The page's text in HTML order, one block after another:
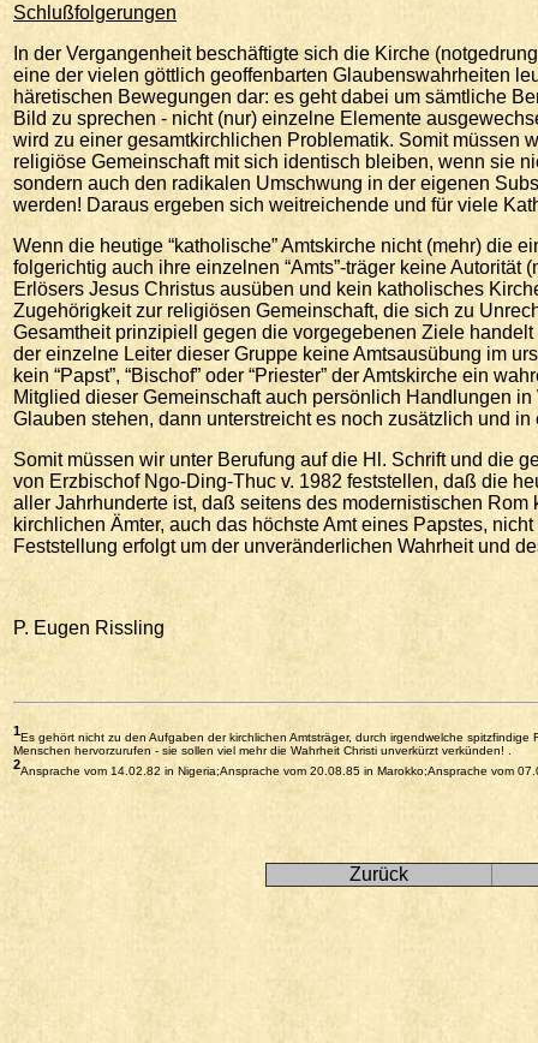
Schlußfolgerungen
In der Vergangenheit beschäftigte sich die Kirche
eine der vielen göttlich geoffenbarten Glaubenswahrheiten
häretischen Bewegungen dar: es geht dabei um sämtliche
Bild zu sprechen - nicht (nur) einzelne Elemente
wird zu einer gesamtkirchlichen Problematik. Somit müssen
religiöse Gemeinschaft mit sich identisch bleiben, wenn sie
sondern auch den radikalen Umschwung in der eigenen
werden! Daraus ergeben sich weitreichende und für viele
Wenn die heutige “katholische” Amtskirche nicht (mehr) die
folgerichtig auch ihre einzelnen “Amts”-träger keine
Erlösers Jesus Christus ausüben und kein katholisches
Zugehörigkeit zur religiösen Gemeinschaft, die sich zu
Gesamtheit prinzipiell gegen die vorgegebenen Ziele
der einzelne Leiter dieser Gruppe keine Amtsausübung im
kein “Papst”, “Bischof” oder “Priester” der Amtskirche ein
Mitglied dieser Gemeinschaft auch persönlich Handlungen
Glauben stehen, dann unterstreicht es noch zusätzlich und
Somit müssen wir unter Berufung auf die Hl. Schrift und die
von Erzbischof Ngo-Ding-Thuc v. 1982 feststellen, daß die
aller Jahrhunderte ist, daß seitens des modernistischen
kirchlichen Ämter, auch das höchste Amt eines Papstes,
Feststellung erfolgt um der unveränderlichen Wahrheit und
P. Eugen Rissling
1Es gehört nicht zu den Aufgaben der kirchlichen Amtsträger, durch irgendwelche
Menschen hervorzurufen - sie sollen viel mehr die Wahrheit Christi unverkürzt verkünden! .
2Ansprache vom 14.02.82 in Nigeria;Ansprache vom 20.08.85 in Marokko;Ansprache vom
Zurück